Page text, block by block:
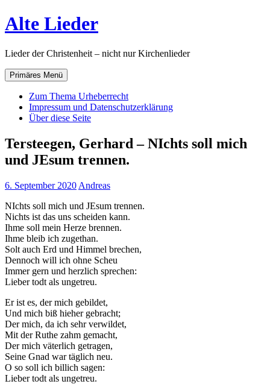
Zum
Inhalt
Alte Lieder
Lieder der Christenheit – nicht nur Kirchenlieder
Primäres Menü
Zum Thema Urheberrecht
Impressum und Datenschutzerklärung
Über diese Seite
Tersteegen, Gerhard – NIchts soll mich
und JEsum trennen.
6. September 2020 Andreas
NIchts soll mich und JEsum trennen.
Nichts ist das uns scheiden kann.
Ihme soll mein Herze brennen.
Ihme bleib ich zugethan.
Solt auch Erd und Himmel brechen,
Dennoch will ich ohne Scheu
Immer gern und herzlich sprechen:
Lieber todt als ungetreu.
Er ist es, der mich gebildet,
Und mich biß hieher gebracht;
Der mich, da ich sehr verwildet,
Mit der Ruthe zahm gemacht,
Der mich väterlich getragen,
Seine Gnad war täglich neu.
O so soll ich billich sagen:
Lieber todt als ungetreu.